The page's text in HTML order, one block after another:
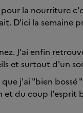
la nourriture
D'ici la semaine
J'ai enfin
et surtout d'un
j'ai "bien bossé
et du coup